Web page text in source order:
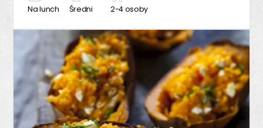
Na lunch Średni 2-4 osoby